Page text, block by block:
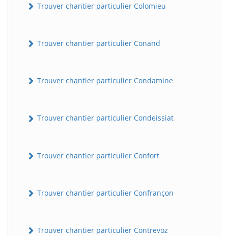
Trouver chantier particulier Colomieu
Trouver chantier particulier Conand
Trouver chantier particulier Condamine
Trouver chantier particulier Condeissiat
Trouver chantier particulier Confort
Trouver chantier particulier Confrançon
Trouver chantier particulier Contrevoz